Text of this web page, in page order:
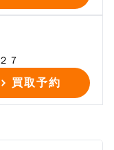
７
買取予約